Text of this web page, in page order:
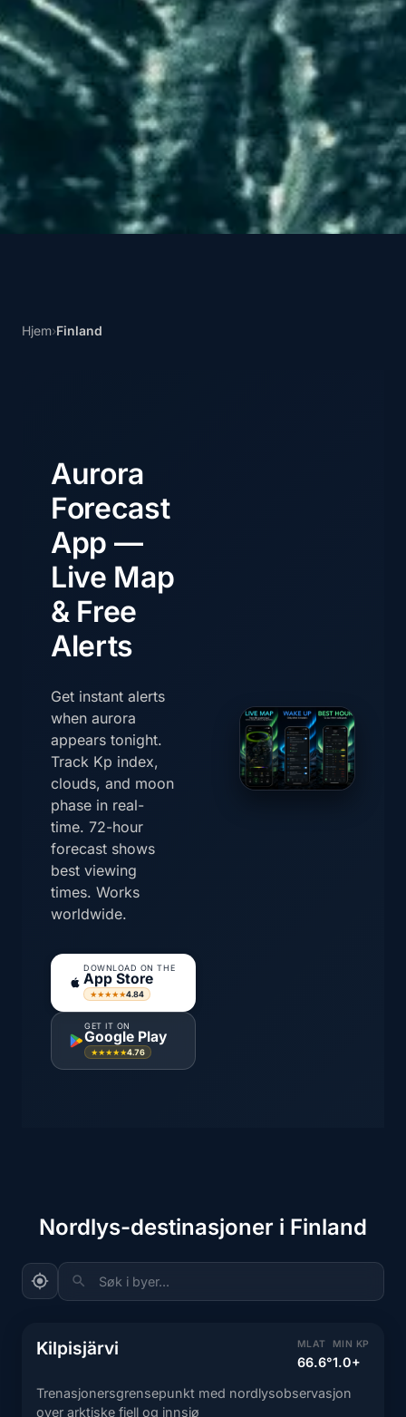
Hjem›Finland
Aurora
Forecast
App —
Live Map
& Free
Alerts
Get instant alerts
when aurora
appears tonight.
Track Kp index,
clouds, and moon
phase in real-
time. 72-hour
forecast shows
best viewing
times. Works
worldwide.
DOWNLOAD ON THE
App Store
★★★★★4.84
GET IT ON
Google Play
★★★★★4.76
Nordlys-destinasjoner i Finland
Søk i byer...
Kilpisjärvi MLAT
66.6°
MIN KP
1.0+
Trenasjonersgrensepunkt med nordlysobservasjon
over arktiske fjell og innsjø